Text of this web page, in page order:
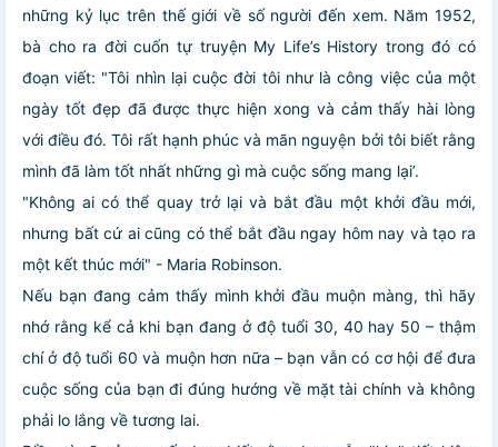
những kỷ lục trên thế giới về số người đến xem. Năm 1952,
bà cho ra đời cuốn tự truyện My Life’s History trong đó có
đoạn viết: "Tôi nhìn lại cuộc đời tôi như là công việc của một
ngày tốt đẹp đã được thực hiện xong và cảm thấy hài lòng
với điều đó. Tôi rất hạnh phúc và mãn nguyện bởi tôi biết rằng
mình đã làm tốt nhất những gì mà cuộc sống mang lại’.
"Không ai có thể quay trở lại và bắt đầu một khởi đầu mới,
nhưng bất cứ ai cũng có thể bắt đầu ngay hôm nay và tạo ra
một kết thúc mới" - Maria Robinson.
Nếu bạn đang cảm thấy mình khởi đầu muộn màng, thì hãy
nhớ rằng kể cả khi bạn đang ở độ tuổi 30, 40 hay 50 – thậm
chí ở độ tuổi 60 và muộn hơn nữa – bạn vẫn có cơ hội để đưa
cuộc sống của bạn đi đúng hướng về mặt tài chính và không
phải lo lắng về tương lai.